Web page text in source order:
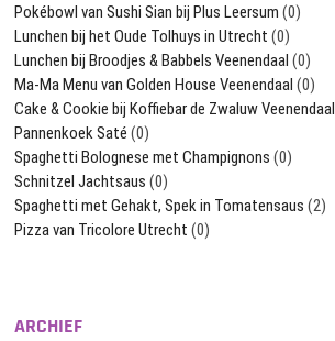
Pokébowl van Sushi Sian bij Plus Leersum (0)
Lunchen bij het Oude Tolhuys in Utrecht (0)
Lunchen bij Broodjes & Babbels Veenendaal (0)
Ma-Ma Menu van Golden House Veenendaal (0)
Cake & Cookie bij Koffiebar de Zwaluw Veenendaal
Pannenkoek Saté (0)
Spaghetti Bolognese met Champignons (0)
Schnitzel Jachtsaus (0)
Spaghetti met Gehakt, Spek in Tomatensaus (2)
Pizza van Tricolore Utrecht (0)
ARCHIEF